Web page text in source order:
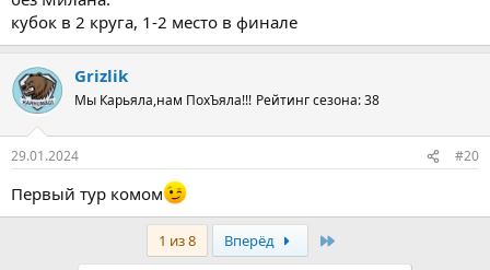
кубок в 2 круга, 1-2 место в финале
Grizlik
Мы Карьяла,нам ПохЪяла!!! Рейтинг сезона: 38
29.01.2024 #20
Первый тур комом
1 из 8 Вперёд